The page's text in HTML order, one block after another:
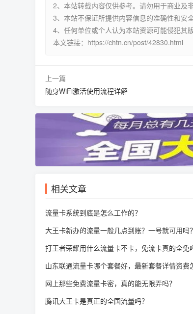
2、本站转载内容仅供参考。请勿用于商业及
3、本站不保证所提供内容信息的准确性和安
4、任何单位或个人认为本站资源可能侵犯其
本文链接：https://chtn.cn/post/42830.html
上一篇
随身WiFi激活使用流程详解
相关文章
流量卡系统到底是怎么工作的？
大王卡新办的流量一般几点到账？一号就可用吗？
打王者荣耀用什么流量卡不卡，免流卡真的全免
山东联通流量卡哪个套餐好，最新套餐详情资费
网上那些免费流量卡密，真的能无限弄吗？
腾讯大王卡是真正的全国流量吗？